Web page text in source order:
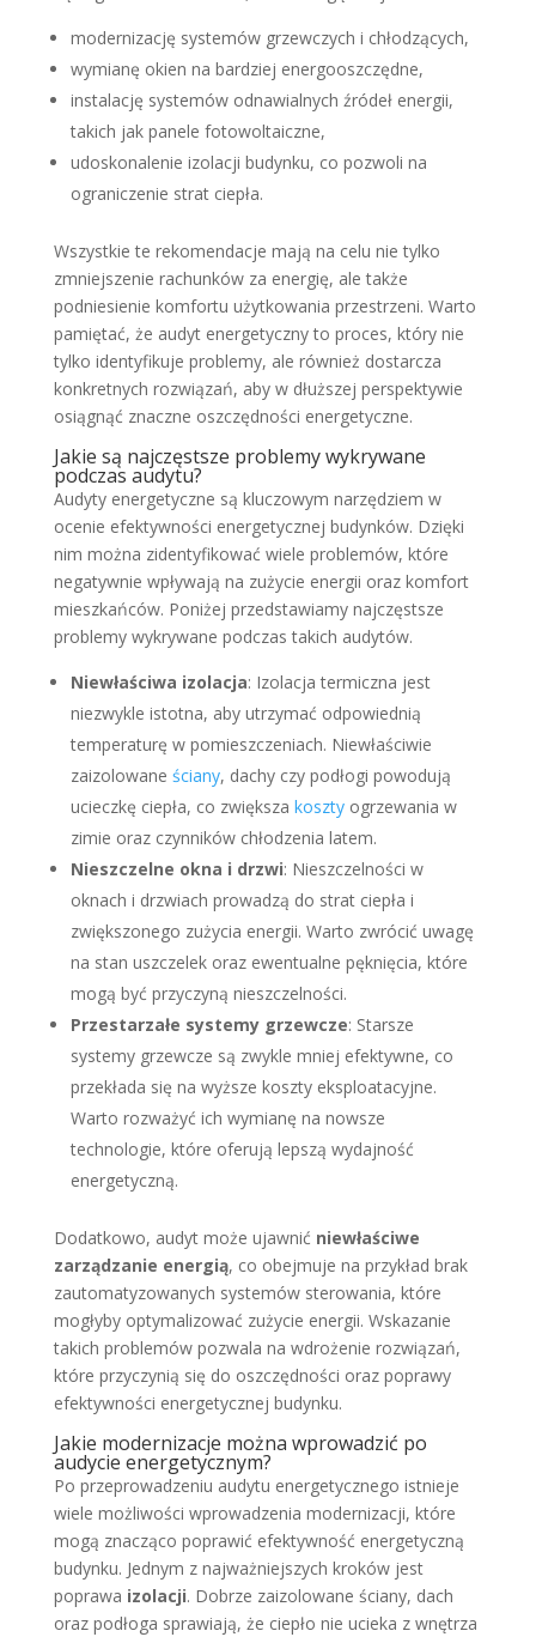
modernizację systemów grzewczych i chłodzących,
wymianę okien na bardziej energooszczędne,
instalację systemów odnawialnych źródeł energii,
takich jak panele fotowoltaiczne,
udoskonalenie izolacji budynku, co pozwoli na
ograniczenie strat ciepła.
Wszystkie te rekomendacje mają na celu nie tylko
zmniejszenie rachunków za energię, ale także
podniesienie komfortu użytkowania przestrzeni. Warto
pamiętać, że audyt energetyczny to proces, który nie
tylko identyfikuje problemy, ale również dostarcza
konkretnych rozwiązań, aby w dłuższej perspektywie
osiągnąć znaczne oszczędności energetyczne.
Jakie są najczęstsze problemy wykrywane
podczas audytu?
Audyty energetyczne są kluczowym narzędziem w
ocenie efektywności energetycznej budynków. Dzięki
nim można zidentyfikować wiele problemów, które
negatywnie wpływają na zużycie energii oraz komfort
mieszkańców. Poniżej przedstawiamy najczęstsze
problemy wykrywane podczas takich audytów.
Niewłaściwa izolacja: Izolacja termiczna jest
niezwykle istotna, aby utrzymać odpowiednią
temperaturę w pomieszczeniach. Niewłaściwie
zaizolowane ściany, dachy czy podłogi powodują
ucieczkę ciepła, co zwiększa kosztyogrzewania w
zimie oraz czynników chłodzenia latem.
Nieszczelne okna i drzwi: Nieszczelności w
oknach i drzwiach prowadzą do strat ciepła i
zwiększonego zużycia energii. Warto zwrócić uwagę
na stan uszczelek oraz ewentualne pęknięcia, które
mogą być przyczyną nieszczelności.
Przestarzałe systemy grzewcze: Starsze
systemy grzewcze są zwykle mniej efektywne, co
przekłada się na wyższe koszty eksploatacyjne.
Warto rozważyć ich wymianę na nowsze
technologie, które oferują lepszą wydajność
energetyczną.
Dodatkowo, audyt może ujawnić niewłaściwe
zarządzanie energią, co obejmuje na przykład brak
zautomatyzowanych systemów sterowania, które
mogłyby optymalizować zużycie energii. Wskazanie
takich problemów pozwala na wdrożenie rozwiązań,
które przyczynią się do oszczędności oraz poprawy
efektywności energetycznej budynku.
Jakie modernizacje można wprowadzić po
audycie energetycznym?
Po przeprowadzeniu audytu energetycznego istnieje
wiele możliwości wprowadzenia modernizacji, które
mogą znacząco poprawić efektywność energetyczną
budynku. Jednym z najważniejszych kroków jest
poprawa izolacji. Dobrze zaizolowane ściany, dach
oraz podłoga sprawiają, że ciepło nie ucieka z wnętrza